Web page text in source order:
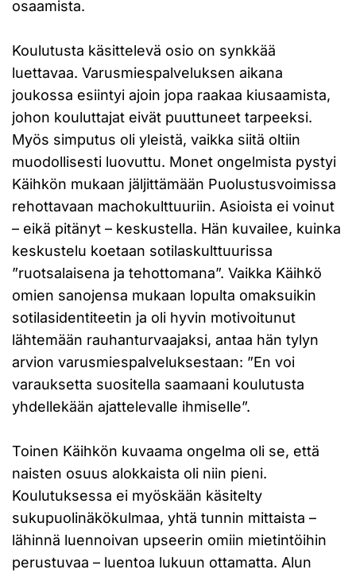
osaamista.
Koulutusta käsittelevä osio on synkkää
luettavaa. Varusmiespalveluksen aikana
joukossa esiintyi ajoin jopa raakaa kiusaamista,
johon kouluttajat eivät puuttuneet tarpeeksi.
Myös simputus oli yleistä, vaikka siitä oltiin
muodollisesti luovuttu. Monet ongelmista pystyi
Käihkön mukaan jäljittämään Puolustusvoimissa
rehottavaan machokulttuuriin. Asioista ei voinut
– eikä pitänyt – keskustella. Hän kuvailee, kuinka
keskustelu koetaan sotilaskulttuurissa
”ruotsalaisena ja tehottomana”. Vaikka Käihkö
omien sanojensa mukaan lopulta omaksuikin
sotilasidentiteetin ja oli hyvin motivoitunut
lähtemään rauhanturvaajaksi, antaa hän tylyn
arvion varusmiespalveluksestaan: ”En voi
varauksetta suositella saamaani koulutusta
yhdellekään ajattelevalle ihmiselle”.
Toinen Käihkön kuvaama ongelma oli se, että
naisten osuus alokkaista oli niin pieni.
Koulutuksessa ei myöskään käsitelty
sukupuolinäkökulmaa, yhtä tunnin mittaista –
lähinnä luennoivan upseerin omiin mietintöihin
perustuvaa – luentoa lukuun ottamatta. Alun